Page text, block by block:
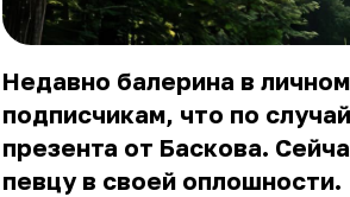
Недавно балерина в
подписчикам, что по
презента от Баскова.
певцу в своей оплошности.